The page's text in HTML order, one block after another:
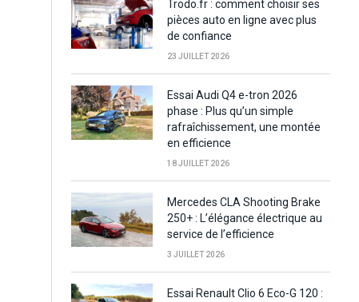
Trodo.fr : comment choisir ses
pièces auto en ligne avec plus
de confiance
23 JUILLET 2026
Essai Audi Q4 e-tron 2026
phase : Plus qu’un simple
rafraîchissement, une montée
en efficience
18 JUILLET 2026
Mercedes CLA Shooting Brake
250+ : L’élégance électrique au
service de l’efficience
3 JUILLET 2026
Essai Renault Clio 6 Eco-G 120 :